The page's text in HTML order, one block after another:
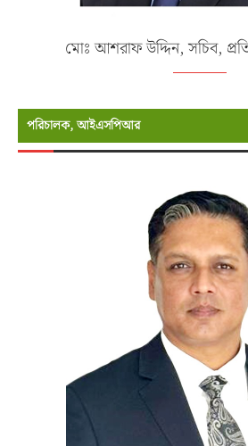
মোঃ আশরাফ উদ্দিন, সচিব,
পরিচালক, আইএসপিআর